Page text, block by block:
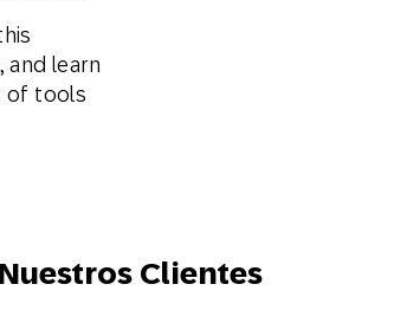
and learn
of tools
Nuestros Clientes